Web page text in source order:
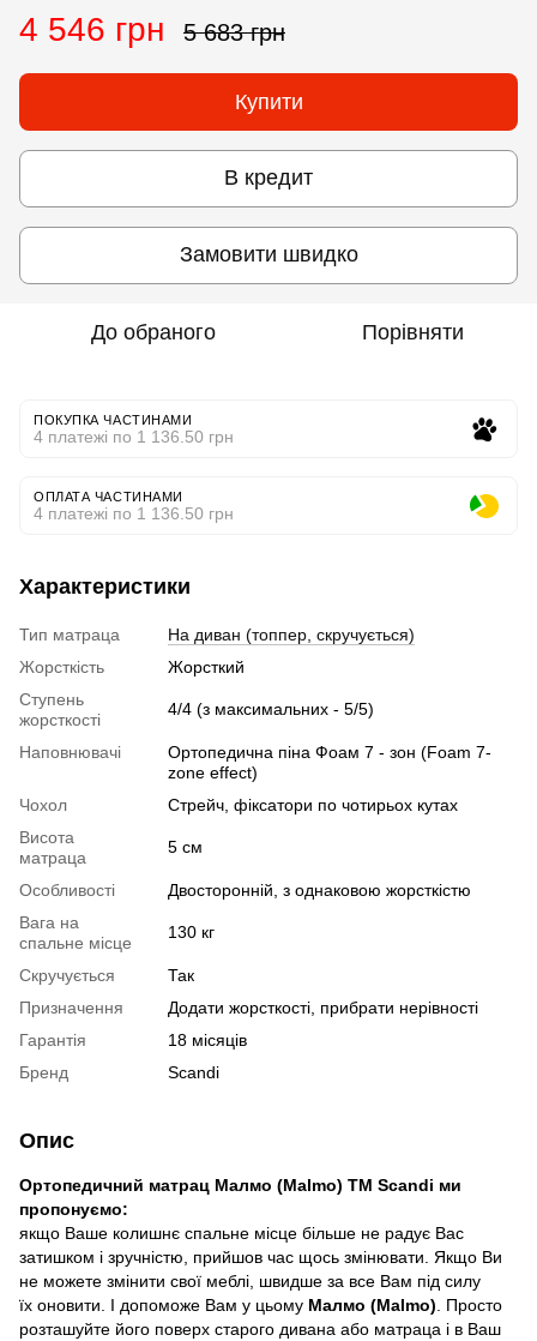
4 546 грн 5 683 грн
Купити
В кредит
Замовити швидко
До обраного Порівняти
ПОКУПКА ЧАСТИНАМИ
4 платежі по 1 136.50 грн
ОПЛАТА ЧАСТИНАМИ
4 платежі по 1 136.50 грн
Характеристики
Тип матраца
На диван (топпер, скручується)
Жорсткість
Жорсткий
Ступень
жорсткості
4/4 (з максимальних - 5/5)
Наповнювачі
Ортопедична піна Фоам 7 - зон (Foam 7-
zone effect)
Чохол
Стрейч, фіксатори по чотирьох кутах
Висота
матраца
5 см
Особливості
Двосторонній, з однаковою жорсткістю
Вага на
спальне місце
130 кг
Скручується
Так
Призначення
Додати жорсткості, прибрати нерівності
Гарантія
18 місяців
Бренд
Scandi
Опис
Ортопедичний матрац Малмо (Malmo) ТМ Scandi ми
пропонуємо:
якщо Ваше колишнє спальне місце більше не радує Вас
затишком і зручністю, прийшов час щось змінювати. Якщо Ви
не можете змінити свої меблі, швидше за все Вам під силу
їх оновити. І допоможе Вам у цьому Малмо (Malmo) . Просто
розташуйте його поверх старого дивана або матраца і в Ваш